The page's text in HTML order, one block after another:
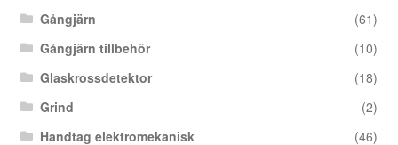
Gångjärn
(61)
Gångjärn tillbehör
(10)
Glaskrossdetektor
(18)
Grind
(2)
Handtag elektromekanisk
(46)